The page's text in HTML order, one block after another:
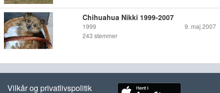
Chihuahua Nikki 1999-2007
1999
9. maj 2007
243 stemmer
Vilkår og privatlivspolitik